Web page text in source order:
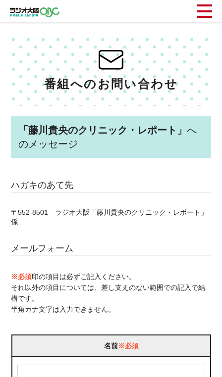
番組へのお問い合わせ
「藤川貴央のクリニック・レポート」へ
のメッセージ
ハガキのあて先
〒552-8501 ラジオ大阪「藤川貴央のクリニック・レポート」
係
メールフォーム
※必須印の項目は必ずご記入ください。
それ以外の項目については、差し支えのない範囲での記入で結
構です。
半角カナ文字は入力できません。
名前※必須